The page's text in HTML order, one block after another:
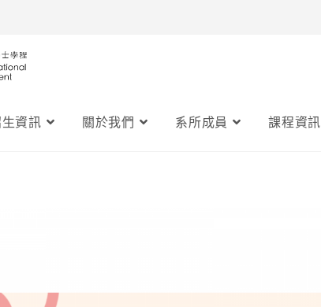
資訊 關於我們 系所成員 課程資訊